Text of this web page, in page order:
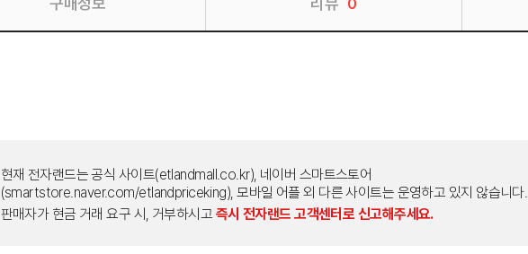
0
현재 전자랜드는 공식 사이트(etlandmall.co.kr), 네이버 스마트스토어
(smartstore.naver.com/etlandpriceking), 모바일 어플 외 다른 사이트는 운영하고 있지 않습니다.
판매자가 현금 거래 요구 시, 거부하시고 즉시 전자랜드 고객센터로 신고해주세요.